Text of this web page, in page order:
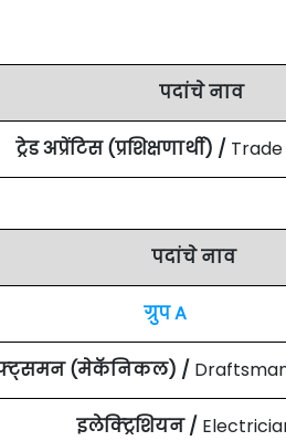
पदांचे नाव
ट्रेड अप्रेंटिस (प्रशिक्षणार्थी) /
पदांचे नाव
ग्रुप A
(मेकॅनिकल) /
इलेक्ट्रिशियन /